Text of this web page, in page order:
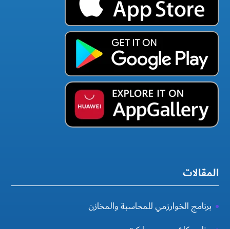
المقالات
برنامج الخوارزمي للمحاسبة والمخازن